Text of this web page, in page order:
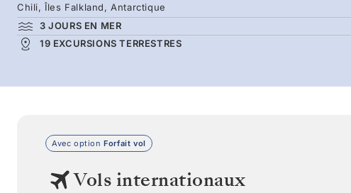
Chili, Îles Falkland, Antarctique
3 JOURS EN MER
19 EXCURSIONS TERRESTRES
Avec option Forfait vol
Vols internationaux